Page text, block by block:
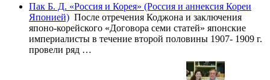
Пак Б. Д. «Россия и Корея» (Россия и аннексия Кореи
Японией) После отречения Коджона и заключения
японо-корейского «Договора семи статей» японские
империалисты в течение второй половины 1907- 1909 г.
провели ряд …